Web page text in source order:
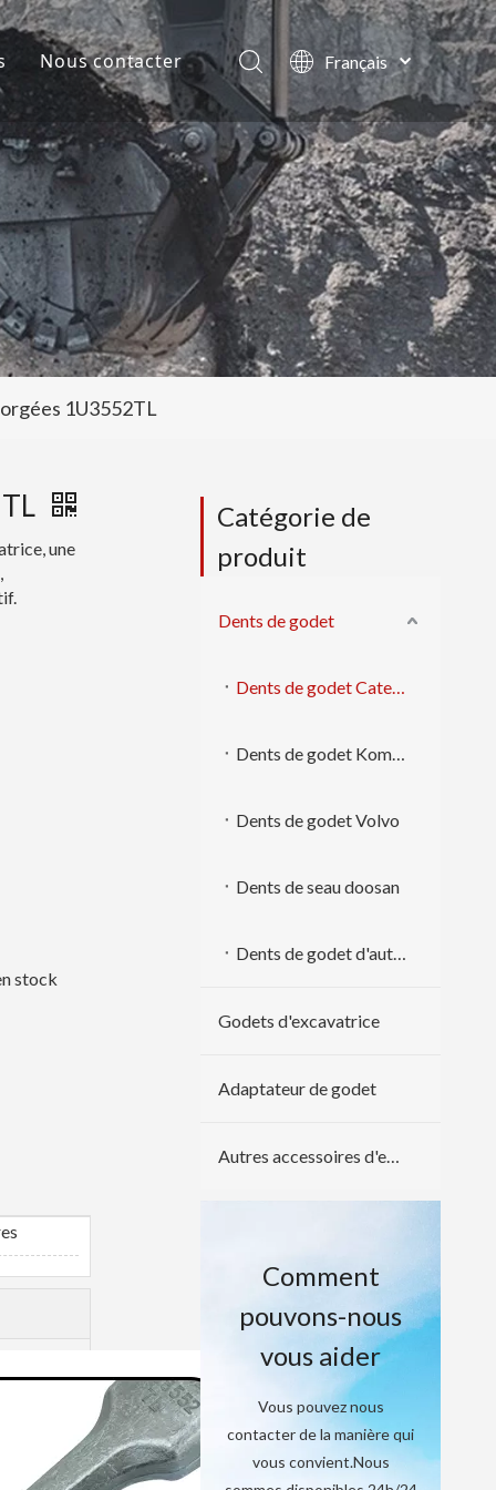
de la société
Nous contacter
Français
English
العربية
Pусский
Español
Português
1U3552TL
une
stock
Catégorie de
produit
Dents de godet
Dents de godet Caterpillar
Dents de godet Komatsu
Dents de godet Volvo
Dents de seau doosan
Dents de godet d'autres marques
Godets d'excavatrice
Adaptateur de godet
Autres accessoires d'excavatrice
Comment
pouvons-nous
vous aider
Vous pouvez nous
contacter de la manière qui
vous convient.Nous